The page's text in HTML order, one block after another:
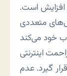
افزایش است.
متعددی
خود می‌کند
اینترنتی
گیرد. عدم